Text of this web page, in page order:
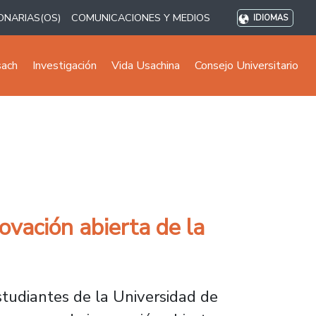
COMUNICACIONES Y MEDIOS IDIOMAS
Investigación Vida Usachina Consejo Universitario
abierta de la
de la Universidad de